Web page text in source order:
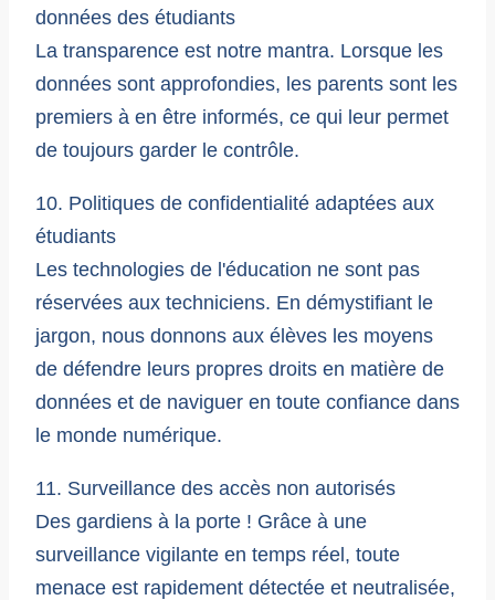
données des étudiants
La transparence est notre mantra. Lorsque les
données sont approfondies, les parents sont les
premiers à en être informés, ce qui leur permet
de toujours garder le contrôle.
10. Politiques de confidentialité adaptées aux
étudiants
Les technologies de l'éducation ne sont pas
réservées aux techniciens. En démystifiant le
jargon, nous donnons aux élèves les moyens
de défendre leurs propres droits en matière de
données et de naviguer en toute confiance dans
le monde numérique.
11. Surveillance des accès non autorisés
Des gardiens à la porte ! Grâce à une
surveillance vigilante en temps réel, toute
menace est rapidement détectée et neutralisée,